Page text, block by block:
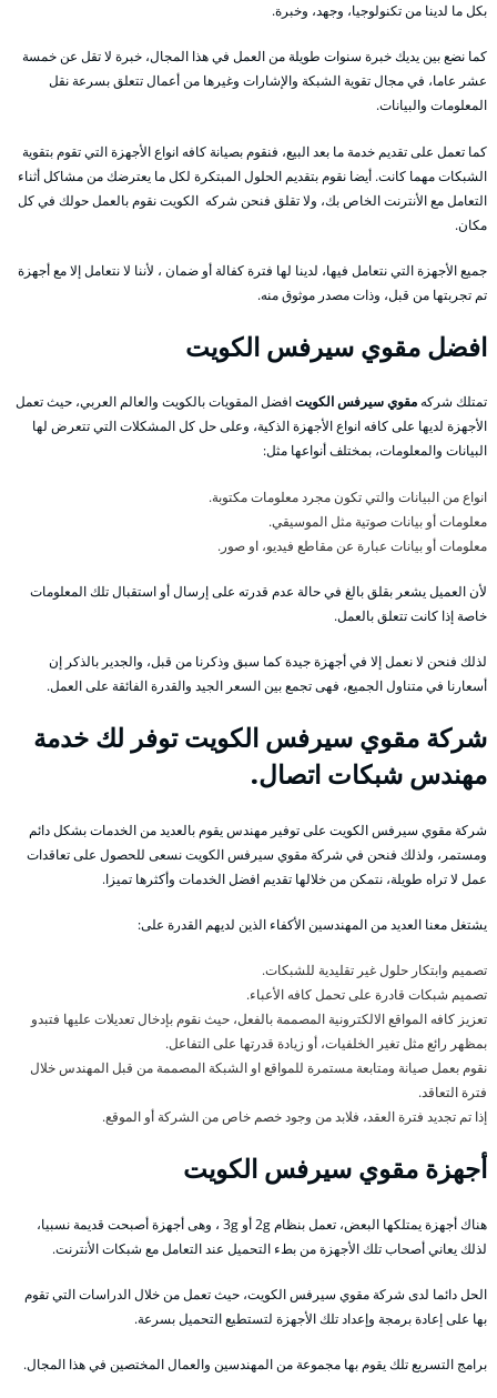
بكل ما لدينا من تكنولوجيا، وجهد، وخبرة.
كما نضع بين يديك خبرة سنوات طويلة من العمل في هذا المجال، خبرة لا تقل عن خمسة
عشر عاما، في مجال تقوية الشبكة والإشارات وغيرها من أعمال تتعلق بسرعة نقل
المعلومات والبيانات.
كما تعمل على تقديم خدمة ما بعد البيع، فنقوم بصيانة كافه انواع الأجهزة التي تقوم بتقوية
الشبكات مهما كانت. أيضا نقوم بتقديم الحلول المبتكرة لكل ما يعترضك من مشاكل أثناء
التعامل مع الأنترنت الخاص بك، ولا تقلق فنحن شركه الكويت نقوم بالعمل حولك في كل
مكان.
جميع الأجهزة التي نتعامل فيها، لدينا لها فترة كفالة أو ضمان ، لأننا لا نتعامل إلا مع أجهزة
تم تجربتها من قبل، وذات مصدر موثوق منه.
افضل مقوي سيرفس الكويت
تمتلك شركهمقوي سيرفس الكويتافضل المقويات بالكويت والعالم العربي، حيث تعمل
الأجهزة لديها على كافه انواع الأجهزة الذكية، وعلى حل كل المشكلات التي تتعرض لها
البيانات والمعلومات، بمختلف أنواعها مثل:
انواع من البيانات والتي تكون مجرد معلومات مكتوبة.
معلومات أو بيانات صوتية مثل الموسيقي.
معلومات أو بيانات عبارة عن مقاطع فيديو، او صور.
لأن العميل يشعر بقلق بالغ في حالة عدم قدرته على إرسال أو استقبال تلك المعلومات
خاصة إذا كانت تتعلق بالعمل.
لذلك فنحن لا نعمل إلا في أجهزة جيدة كما سبق وذكرنا من قبل، والجدير بالذكر إن
أسعارنا في متناول الجميع، فهى تجمع بين السعر الجيد والقدرة الفائقة على العمل.
شركة مقوي سيرفس الكويت توفر لك خدمة
مهندس شبكات اتصال.
شركة مقوي سيرفس الكويت على توفير مهندس يقوم بالعديد من الخدمات بشكل دائم
ومستمر، ولذلك فنحن في شركة مقوي سيرفس الكويت نسعى للحصول على تعاقدات
عمل لا تراه طويلة، نتمكن من خلالها تقديم افضل الخدمات وأكثرها تميزا.
يشتغل معنا العديد من المهندسين الأكفاء الذين لديهم القدرة على:
تصميم وابتكار حلول غير تقليدية للشبكات.
تصميم شبكات قادرة على تحمل كافه الأعباء.
تعزيز كافه المواقع الالكترونية المصممة بالفعل، حيث نقوم بإدخال تعديلات عليها فتبدو
بمظهر رائع مثل تغير الخلفيات، أو زيادة قدرتها على التفاعل.
نقوم بعمل صيانة ومتابعة مستمرة للمواقع او الشبكة المصممة من قبل المهندس خلال
فترة التعاقد.
إذا تم تجديد فترة العقد، فلابد من وجود خصم خاص من الشركة أو الموقع.
أجهزة مقوي سيرفس الكويت
هناك أجهزة يمتلكها البعض، تعمل بنظام 2g أو 3g ، وهى أجهزة أصبحت قديمة نسبيا،
لذلك يعاني أصحاب تلك الأجهزة من بطء التحميل عند التعامل مع شبكات الأنترنت.
الحل دائما لدى شركة مقوي سيرفس الكويت، حيث تعمل من خلال الدراسات التي تقوم
بها على إعادة برمجة وإعداد تلك الأجهزة لتستطيع التحميل بسرعة.
برامج التسريع تلك يقوم بها مجموعة من المهندسين والعمال المختصين في هذا المجال.